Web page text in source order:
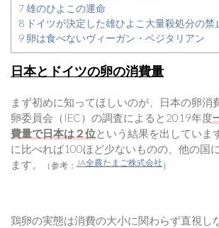
7雄のひよこの運命
8 ドイツが決定した雄ひよこ大量殺処分の禁
9 卵は食べないヴィーガン・ベジタリアン
日本とドイツの卵の消費量
まず初めに知ってほしいのが、日本の卵消
卵委員会（IEC）の調査によると2019年度
費量で日本は２位という結果を出していま
に比べれば100ほど少ないものの、他の国
ます。
（参考： JA全農たまご株式会社 ）
鶏卵の実態は消費の大小に関わらず直視し